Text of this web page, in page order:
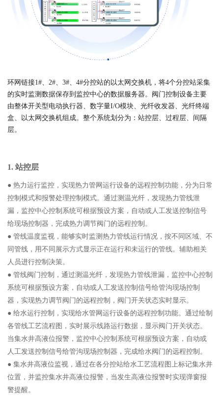
环网链接1#、2#、3#、4#分控站的以太网交换机，将4个分控站采集
的实时监测数据保存到监控中心的数据服务器。阀门控制设备主要
由整体开关型电动执行器、数字量I/O模块、光纤收发器、光纤终端
盒、以太网交换机组成。整个系统划分为：站控层、过程层、间隔
层。
1. 站控层
● 热力运行监控，实现热力管网运行设备的远程控制功能，分为日常
控制模式和报警处理控制模式。通过测温光纤，发现热力管线泄
漏，监控中心控制系统可根据预设方案，自动或人工发送控制信号
给现场控制器，完成热力调节阀门的远程控制。
● 管线温度监视，能够实时监测热力管线运行情况，按不同区域、不
同管线，用不同展示方式显示正在运行和未运行的管线。辅助相关
人员进行控制决策。
● 管线阀门控制，通过测温光纤，发现热力管线泄漏，监控中心控制
系统可根据预设方案，自动或人工发送控制信号给管沟现场控制
器，实现热力调节阀门的远程控制，阀门开关状态实时显示。
● 给水运行控制，实现给水管网运行设备的远程控制功能。通过绘制
各管线工艺流程图，实时展示线路运行数据，显示阀门开关状态。
当集水井高液位报警，监控中心控制系统可根据预设方案，自动或
人工发送控制信号给管沟现场控制器，完成给水阀门的远程控制。
● 集水井高液位监视，通过在各分控站给水工艺流程图上标记集水井
位置，并监控集水井高液位报警，当发生高液位报警时实现弹窗报
警提醒。